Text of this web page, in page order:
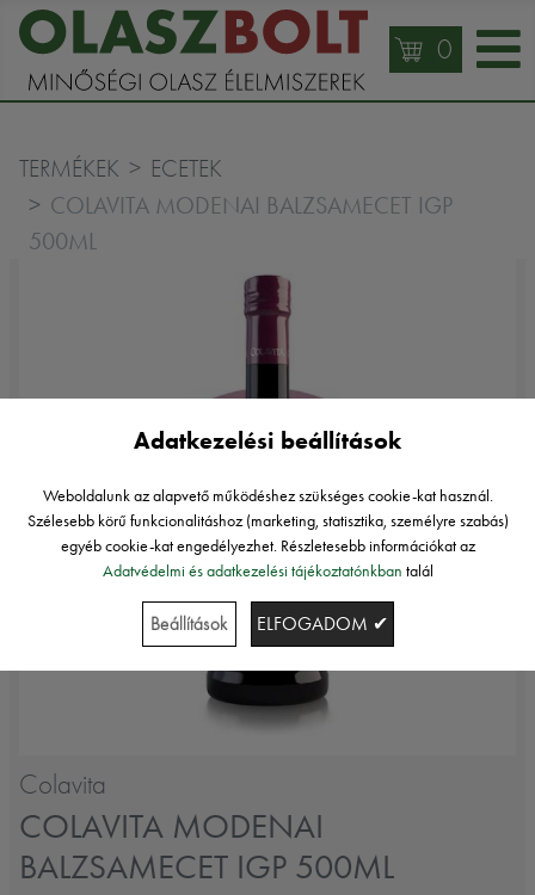
0
TERMÉKEK ECETEK
COLAVITA MODENAI BALZSAMECET IGP
500ML
Colavita
COLAVITA MODENAI
BALZSAMECET IGP 500ML
Adatkezelési beállítások
Weboldalunk az alapvető működéshez szükséges cookie-kat használ.
Szélesebb körű funkcionalitáshoz (marketing, statisztika, személyre szabás)
egyéb cookie-kat engedélyezhet. Részletesebb információkat az
Adatvédelmi és adatkezelési tájékoztatónkban talál
Beállítások ELFOGADOM ✔